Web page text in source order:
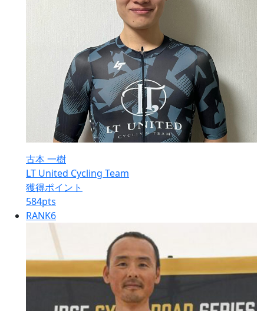
古本 一樹
LT United Cycling Team
獲得ポイント
584pts
RANK6